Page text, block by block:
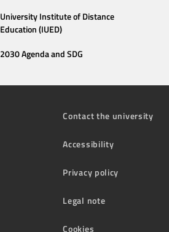
University Institute of Distance
Education (IUED)
2030 Agenda and SDG
Contact the university
Accessibility
Privacy policy
Legal note
Cookies